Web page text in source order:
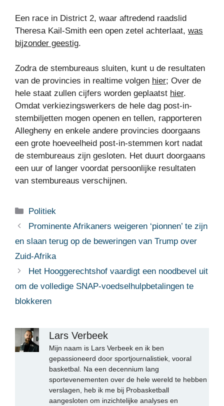
Een race in District 2, waar aftredend raadslid
Theresa Kail-Smith een open zetel achterlaat, was
bijzonder geestig.
Zodra de stembureaus sluiten, kunt u de resultaten
van de provincies in realtime volgen hier; Over de
hele staat zullen cijfers worden geplaatst hier.
Omdat verkiezingswerkers de hele dag post-in-
stembiljetten mogen openen en tellen, rapporteren
Allegheny en enkele andere provincies doorgaans
een grote hoeveelheid post-in-stemmen kort nadat
de stembureaus zijn gesloten. Het duurt doorgaans
een uur of langer voordat persoonlijke resultaten
van stembureaus verschijnen.
Categorieën
Politiek
Prominente Afrikaners weigeren ‘pionnen’ te zijn
en slaan terug op de beweringen van Trump over
Zuid-Afrika
Het Hooggerechtshof vaardigt een noodbevel uit
om de volledige SNAP-voedselhulpbetalingen te
blokkeren
Lars Verbeek
Mijn naam is Lars Verbeek en ik ben
gepassioneerd door sportjournalistiek, vooral
basketbal. Na een decennium lang
sportevenementen over de hele wereld te hebben
verslagen, heb ik me bij Probasketball
aangesloten om inzichtelijke analyses en